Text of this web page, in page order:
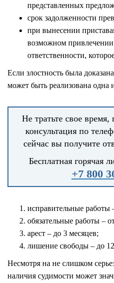
представленных
срок задолженности
при вынесении
возможном
ответственности,
Если злостность была
может быть реализована
Не тратьте свое
консультация по
сейчас вы получите
Бесплатная горячая
+7 800
исправительные работы
обязательные работы –
арест – до 3 месяцев;
лишение свободы – до
Несмотря на не слишком
наличия судимости может